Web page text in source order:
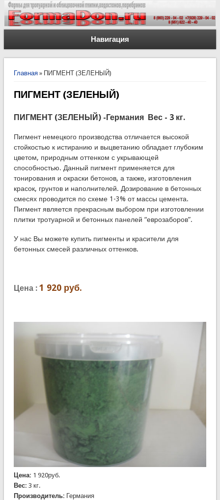
Навигация
Вы здесь
Главная» ПИГМЕНТ (ЗЕЛЕНЫЙ)
ПИГМЕНТ (ЗЕЛЕНЫЙ)
ПИГМЕНТ (ЗЕЛЕНЫЙ) -Германия Вес - 3 кг.
Пигмент немецкого производства отличается высокой
стойкостью к истиранию и выцветанию обладает глубоким
цветом, природным оттенком с укрывающей
способностью. Данный пигмент применяется для
тонирования и окраски бетонов, а также, изготовления
красок, грунтов и наполнителей. Дозирование в бетонных
смесях проводится по схеме 1-3% от массы цемента.
Пигмент является прекрасным выбором при изготовлении
плитки тротуарной и бетонных панелей “еврозаборов”.
У нас Вы можете купить пигменты и красители для
бетонных смесей различных оттенков.
Цена : 1 920 руб.
Цена: 1 920руб.
Вес: 3 кг.
Производитель: Германия